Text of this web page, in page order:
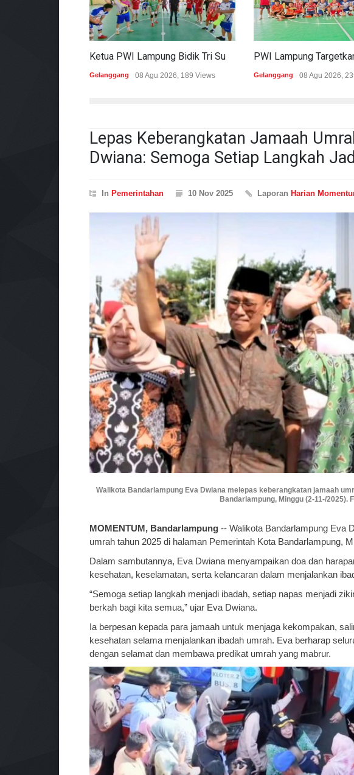
Gelanggang 08 Agu 2026, 189 Views Gelanggang 08 Agu 2026,
Lepas Keberangkatan Jamaah
Dwiana: Semoga Setiap Langkah
In Pemerintahan 10 Nov 2025 Laporan Harian
Walikota Bandarlampung Eva Dwiana melepas keberangkatan jamaah
Bandarlampung, Minggu (2-11-/2025).
MOMENTUM, Bandarlampung -- Walikota Bandarlampung Eva
umrah tahun 2025 di halaman Pemerintah Kota Bandarlampung,
Dalam sambutannya, Eva Dwiana menyampaikan doa dan
kesehatan, keselamatan, serta kelancaran dalam menjalankan
“Semoga setiap langkah menjadi ibadah, setiap napas menjadi
berkah bagi kita semua,” ujar Eva Dwiana.
Ia berpesan kepada para jamaah untuk menjaga kekompakan,
kesehatan selama menjalankan ibadah umrah. Eva berharap
dengan selamat dan membawa predikat umrah yang mabrur.